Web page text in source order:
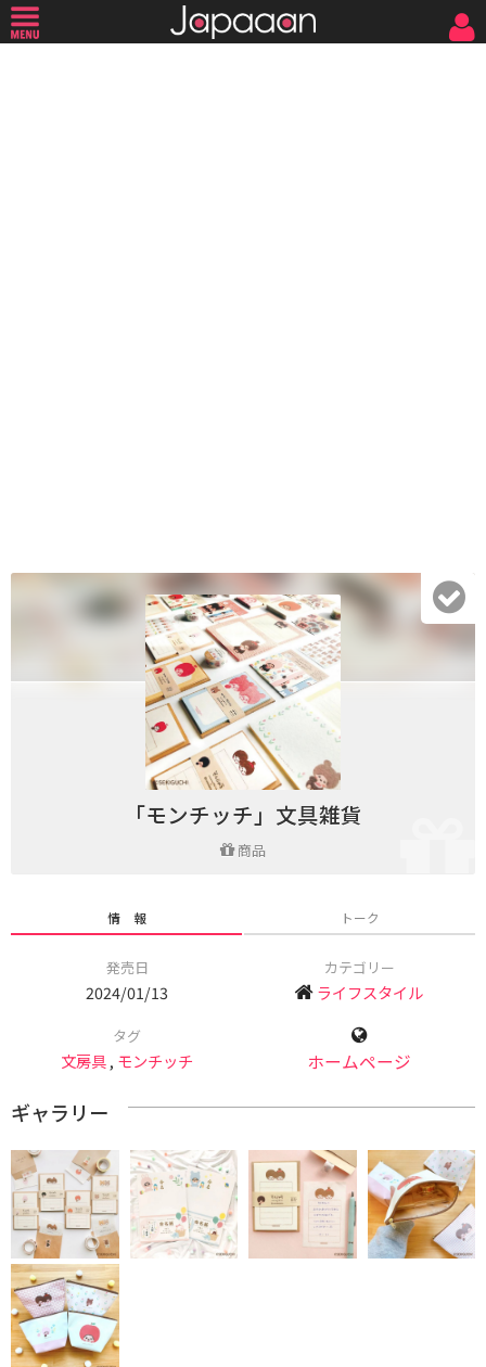
「モンチッチ」文具雑貨
商品
情 報 トーク
発売日
2024/01/13
カテゴリー
ライフスタイル
タグ
文房具, モンチッチ ホームページ
ギャラリー